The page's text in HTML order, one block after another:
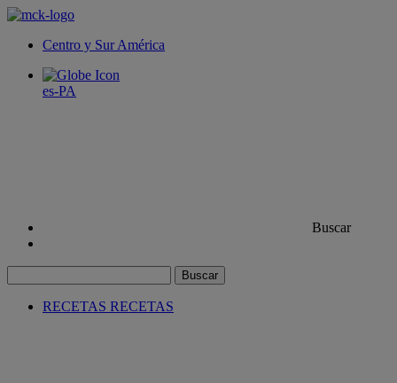
Centro y Sur América
es-PA
Buscar
Buscar
RECETAS RECETAS